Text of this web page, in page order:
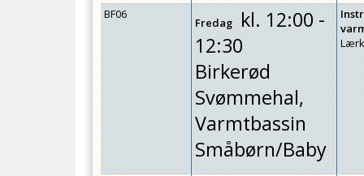
BF06
Fredag kl. 12:00 -
12:30
Birkerød
Svømmehal,
Varmtbassin
Småbørn/Baby